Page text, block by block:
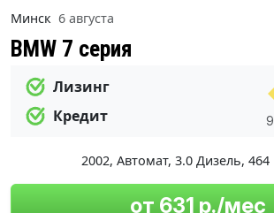
Минск 6 августа
BMW 7 серия
Лизинг
Кредит
2002, Автомат, 3.0 Дизель, 464
от 631 р./мес